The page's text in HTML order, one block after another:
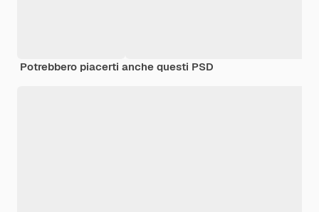
Potrebbero piacerti anche questi PSD